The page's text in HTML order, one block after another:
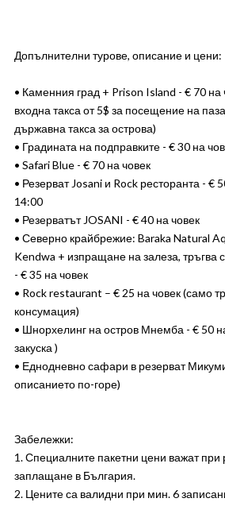
Допълнителни турове, описание и цени:
• Каменния град + Prison Island - € 70 на
входна такса от 5$ за посещение на
държавна такса за острова)
• Градината на подправките - € 30 на
• Safari Blue - € 70 на човек
• Резерват Josani и Rock ресторанта - €
14:00
• Резерватът JOSANI - € 40 на човек
• Северно крайбрежие: Baraka Natural
Kendwa + изпращане на залеза, тръгва
- € 35 на човек
• Rock restaurant – € 25 на човек (само
консумация)
• Шнорхелинг на остров Мнемба - € 50
закуска )​
• Еднодневно сафари в резерват
описанието по-горе)
Забележки:
1. Специалните пакетни цени важат при
заплащане в България.
2. Цените са валидни при мин. 6